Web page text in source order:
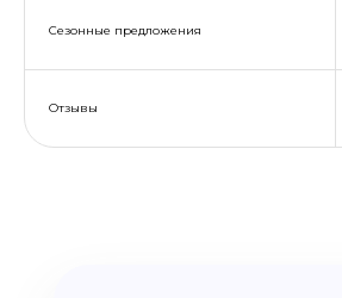
Сезонные предложения
Отзывы